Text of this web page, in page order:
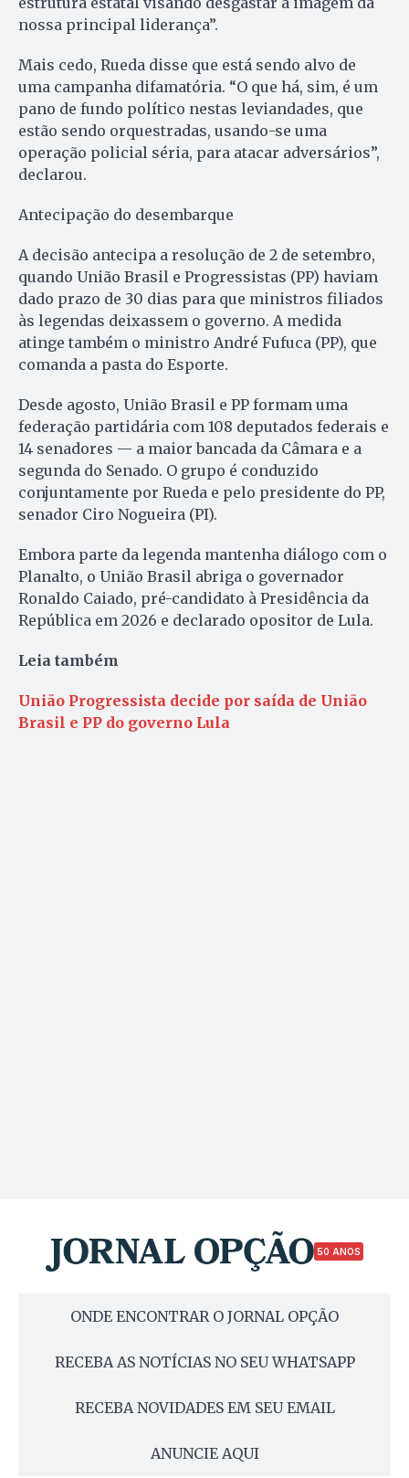
nossa principal liderança”.
Mais cedo, Rueda disse que está sendo alvo de
uma campanha difamatória. “O que há, sim, é um
pano de fundo político nestas leviandades, que
estão sendo orquestradas, usando-se uma
operação policial séria, para atacar adversários”,
declarou.
Antecipação do desembarque
A decisão antecipa a resolução de 2 de setembro,
quando União Brasil e Progressistas (PP) haviam
dado prazo de 30 dias para que ministros filiados
às legendas deixassem o governo. A medida
atinge também o ministro André Fufuca (PP), que
comanda a pasta do Esporte.
Desde agosto, União Brasil e PP formam uma
federação partidária com 108 deputados federais e
14 senadores — a maior bancada da Câmara e a
segunda do Senado. O grupo é conduzido
conjuntamente por Rueda e pelo presidente do PP,
senador Ciro Nogueira (PI).
Embora parte da legenda mantenha diálogo com o
Planalto, o União Brasil abriga o governador
Ronaldo Caiado, pré-candidato à Presidência da
República em 2026 e declarado opositor de Lula.
Leia também
União Progressista decide por saída de União
Brasil e PP do governo Lula
50 ANOS
ONDE ENCONTRAR O JORNAL OPÇÃO
RECEBA AS NOTÍCIAS NO SEU WHATSAPP
RECEBA NOVIDADES EM SEU EMAIL
ANUNCIE AQUI